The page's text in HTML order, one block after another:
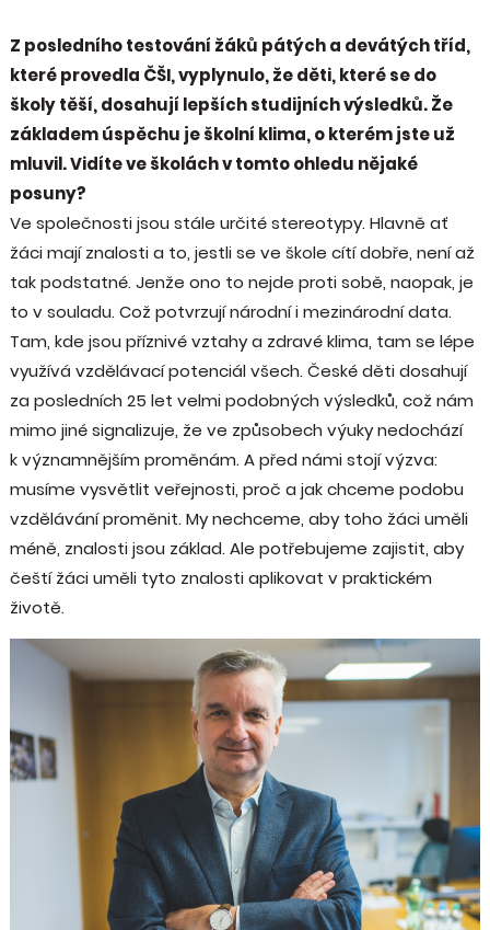
Z posledního testování žáků pátých a devátých tříd,
které provedla ČŠI, vyplynulo, že děti, které se do
školy těší, dosahují lepších studijních výsledků. Že
základem úspěchu je školní klima, o kterém jste už
mluvil. Vidíte ve školách v tomto ohledu nějaké
posuny?
Ve společnosti jsou stále určité stereotypy. Hlavně ať
žáci mají znalosti a to, jestli se ve škole cítí dobře, není až
tak podstatné. Jenže ono to nejde proti sobě, naopak, je
to v souladu. Což potvrzují národní i mezinárodní data.
Tam, kde jsou příznivé vztahy a zdravé klima, tam se lépe
využívá vzdělávací potenciál všech. České děti dosahují
za posledních 25 let velmi podobných výsledků, což nám
mimo jiné signalizuje, že ve způsobech výuky nedochází
k významnějším proměnám. A před námi stojí výzva:
musíme vysvětlit veřejnosti, proč a jak chceme podobu
vzdělávání proměnit. My nechceme, aby toho žáci uměli
méně, znalosti jsou základ. Ale potřebujeme zajistit, aby
čeští žáci uměli tyto znalosti aplikovat v praktickém
životě.